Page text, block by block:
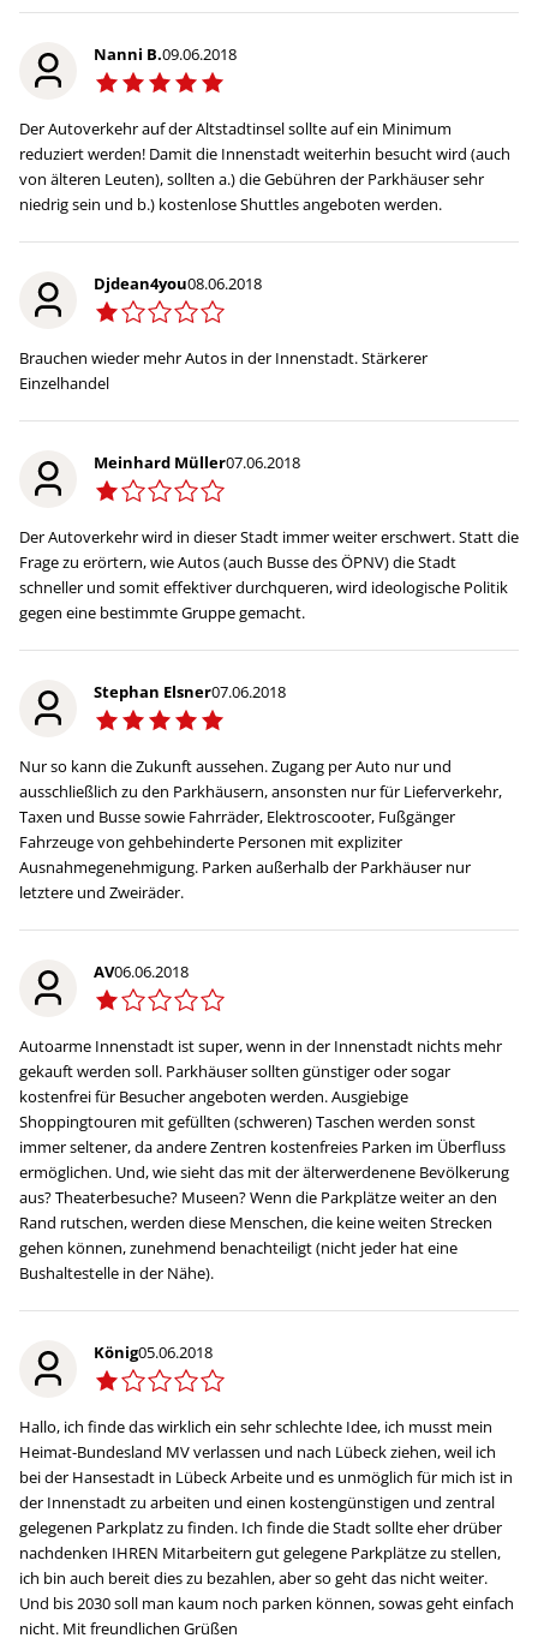
Nanni B.09.06.2018
Der Autoverkehr auf der Altstadtinsel sollte auf ein Minimum
reduziert werden! Damit die Innenstadt weiterhin besucht wird (auch
von älteren Leuten), sollten a.) die Gebühren der Parkhäuser sehr
niedrig sein und b.) kostenlose Shuttles angeboten werden.
Djdean4you08.06.2018
Brauchen wieder mehr Autos in der Innenstadt. Stärkerer
Einzelhandel
Meinhard Müller07.06.2018
Der Autoverkehr wird in dieser Stadt immer weiter erschwert. Statt die
Frage zu erörtern, wie Autos (auch Busse des ÖPNV) die Stadt
schneller und somit effektiver durchqueren, wird ideologische Politik
gegen eine bestimmte Gruppe gemacht.
Stephan Elsner07.06.2018
Nur so kann die Zukunft aussehen. Zugang per Auto nur und
ausschließlich zu den Parkhäusern, ansonsten nur für Lieferverkehr,
Taxen und Busse sowie Fahrräder, Elektroscooter, Fußgänger
Fahrzeuge von gehbehinderte Personen mit expliziter
Ausnahmegenehmigung. Parken außerhalb der Parkhäuser nur
letztere und Zweiräder.
AV06.06.2018
Autoarme Innenstadt ist super, wenn in der Innenstadt nichts mehr
gekauft werden soll. Parkhäuser sollten günstiger oder sogar
kostenfrei für Besucher angeboten werden. Ausgiebige
Shoppingtouren mit gefüllten (schweren) Taschen werden sonst
immer seltener, da andere Zentren kostenfreies Parken im Überfluss
ermöglichen. Und, wie sieht das mit der älterwerdenene Bevölkerung
aus? Theaterbesuche? Museen? Wenn die Parkplätze weiter an den
Rand rutschen, werden diese Menschen, die keine weiten Strecken
gehen können, zunehmend benachteiligt (nicht jeder hat eine
Bushaltestelle in der Nähe).
König05.06.2018
Hallo, ich finde das wirklich ein sehr schlechte Idee, ich musst mein
Heimat-Bundesland MV verlassen und nach Lübeck ziehen, weil ich
bei der Hansestadt in Lübeck Arbeite und es unmöglich für mich ist in
der Innenstadt zu arbeiten und einen kostengünstigen und zentral
gelegenen Parkplatz zu finden. Ich finde die Stadt sollte eher drüber
nachdenken IHREN Mitarbeitern gut gelegene Parkplätze zu stellen,
ich bin auch bereit dies zu bezahlen, aber so geht das nicht weiter.
Und bis 2030 soll man kaum noch parken können, sowas geht einfach
nicht. Mit freundlichen Grüßen